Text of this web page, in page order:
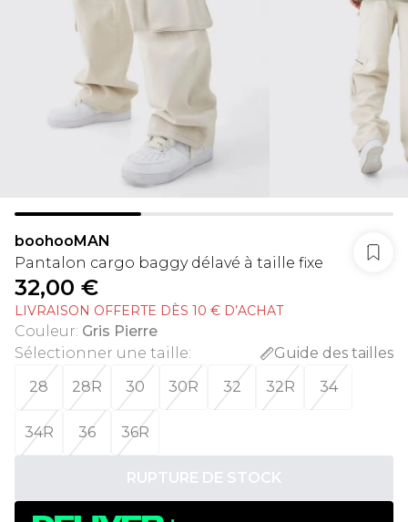
boohooMAN
Pantalon cargo baggy délavé à taille fixe
32,00 €
LIVRAISON OFFERTE DÈS 10 € D’ACHAT
Couleur: Gris Pierre
Sélectionner une taille:
Guide des tailles
28
28R 30 30R 32 32R 34
34R 36 36R
RUPTURE DE STOCK